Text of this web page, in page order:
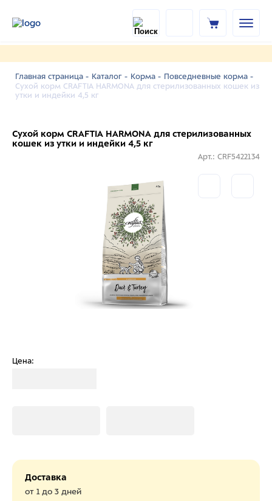
Главная страница - Каталог - Корма - Повседневные корма -
Сухой корм CRAFTIA HARMONA для стерилизованных кошек из
утки и индейки 4,5 кг
Сухой корм CRAFTIA HARMONA для стерилизованных
кошек из утки и индейки 4,5 кг
Арт.: CRF5422134
Цена:
Доставка
от 1 до 3 дней